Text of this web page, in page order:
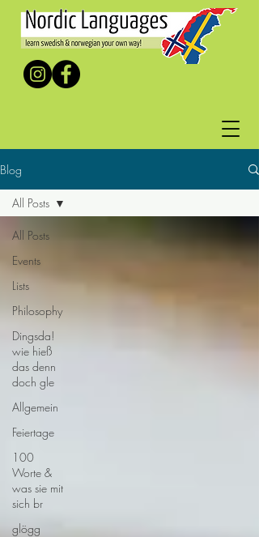
Blog
All Posts
Events
Lists
Philosophy
Dingsda!
wie hieß
das denn
doch gle
Allgemein
Feiertage
100
Worte &
was sie mit
sich br
glögg
All Posts